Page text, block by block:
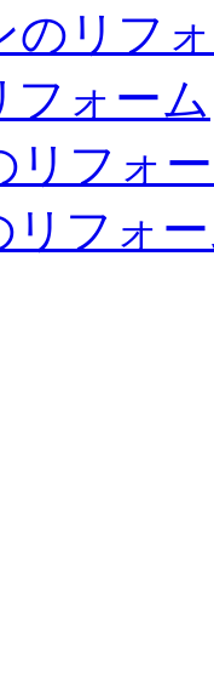
のリフ
フォーム
リフォ
リフォ